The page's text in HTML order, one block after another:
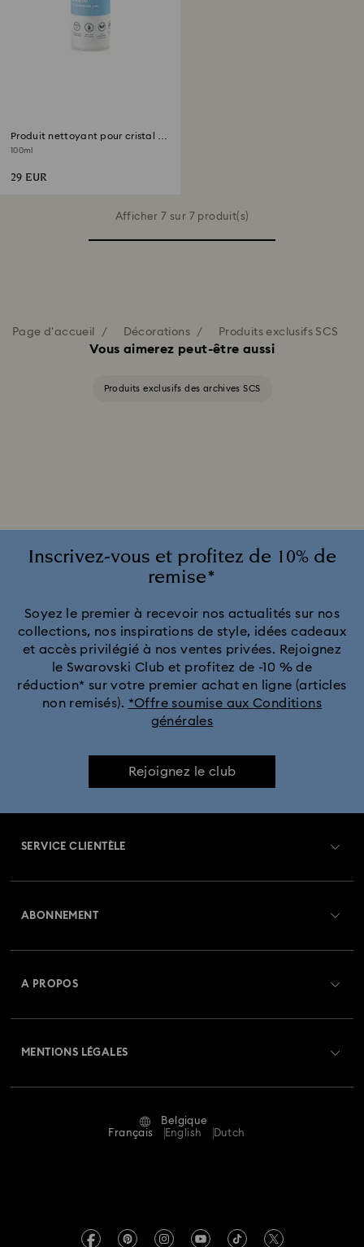
Produit nettoyant pour cristal et
Rehausseur d’éclat
100ml
29 EUR
Afficher 7 sur 7 produit(s)
Page d'accueil Décorations Produits exclusifs SCS
Vous aimerez peut-être aussi
Produits exclusifs des archives SCS
Inscrivez-vous et profitez de 10% de
remise*
Soyez le premier à recevoir nos actualités sur nos
collections, nos inspirations de style, idées cadeaux
et accès privilégié à nos ventes privées. Rejoignez
le Swarovski Club et profitez de -10 % de
réduction* sur votre premier achat en ligne (articles
non remisés). *Offre soumise aux Conditions
générales
Rejoignez le club
SERVICE CLIENTÈLE
Retours et échanges
Statut de réparation
ABONNEMENT
A PROPOS
MENTIONS LÉGALES
Conditions Générales
Belgique
Français
English Dutch